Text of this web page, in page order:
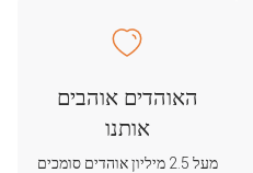
האוהדים אוהבים
אותנו
מעל 2.5 מיליון אוהדים סומכים